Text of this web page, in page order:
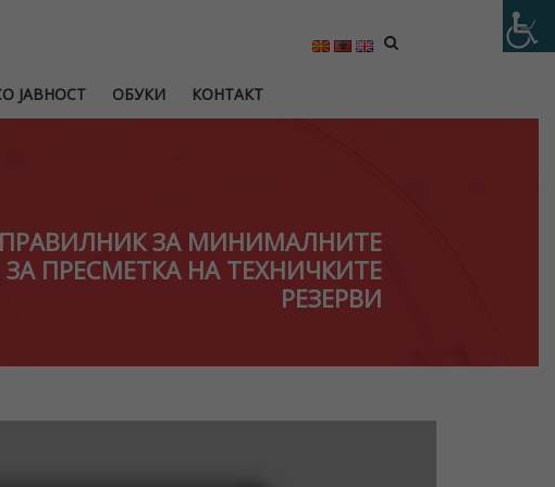
ЈАВНОСТ ОБУКИ КОНТАКТ
ПРАВИЛНИК ЗА МИНИМАЛНИТЕ
ПРЕСМЕТКА НА ТЕХНИЧКИТЕ
РЕЗЕРВИ